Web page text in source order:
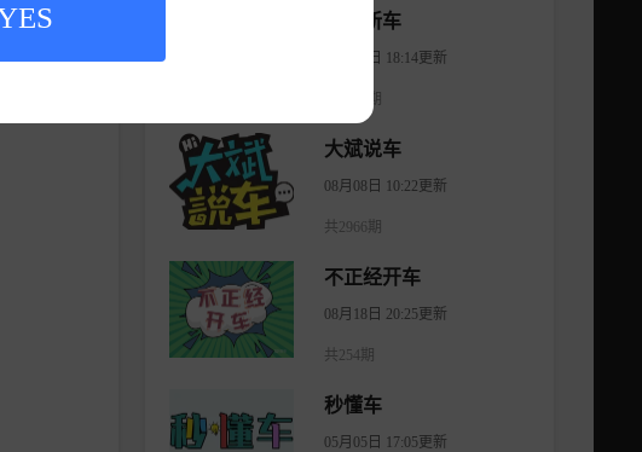
智看新车
08月07日 18:14更新
共1176期
大斌说车
08月08日 10:22更新
共2966期
不正经开车
08月18日 20:25更新
共254期
秒懂车
05月05日 17:05更新